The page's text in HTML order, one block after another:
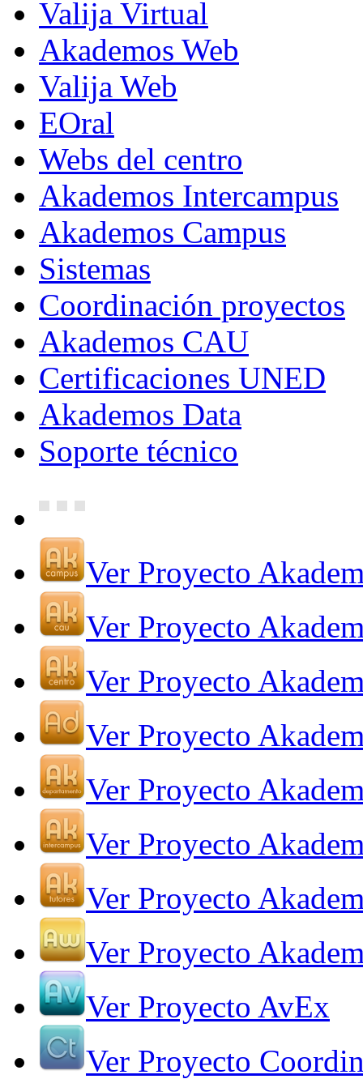
Valija Virtual
Akademos Web
Valija Web
EOral
Webs del centro
Akademos Intercampus
Akademos Campus
Sistemas
Coordinación proyectos
Akademos CAU
Certificaciones UNED
Akademos Data
Soporte técnico
Ver Proyecto
Ver Proyecto
Ver Proyecto
Ver Proyecto
Ver Proyecto
Ver Proyecto
Ver Proyecto
Ver Proyecto
Ver Proyecto AvEx
Ver Proyecto